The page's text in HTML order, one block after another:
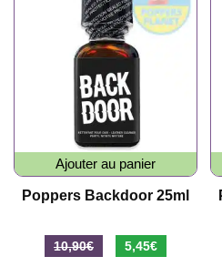
10,90€. 5,45€.
Ajouter au panier
Poppers Backdoor 25ml
10,90€
Le5,45€